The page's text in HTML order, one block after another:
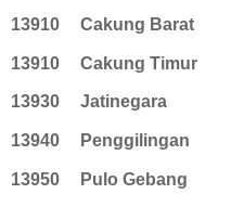
13910 Cakung Barat
13910 Cakung Timur
13930 Jatinegara
13940 Penggilingan
13950 Pulo Gebang